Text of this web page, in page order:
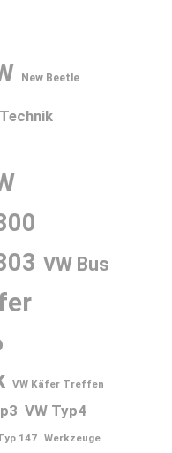
New Beetle
VW Bus
VW Käfer Treffen
VW Typ4
147 Werkzeuge